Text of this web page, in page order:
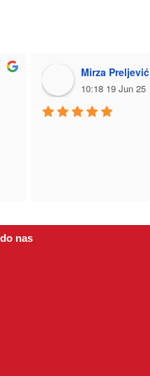
Mirza Preljević
10:18 19 Jun 25
nas